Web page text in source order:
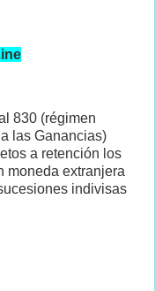
830 (régimen
las Ganancias)
a retención los
moneda extranjera
indivisas